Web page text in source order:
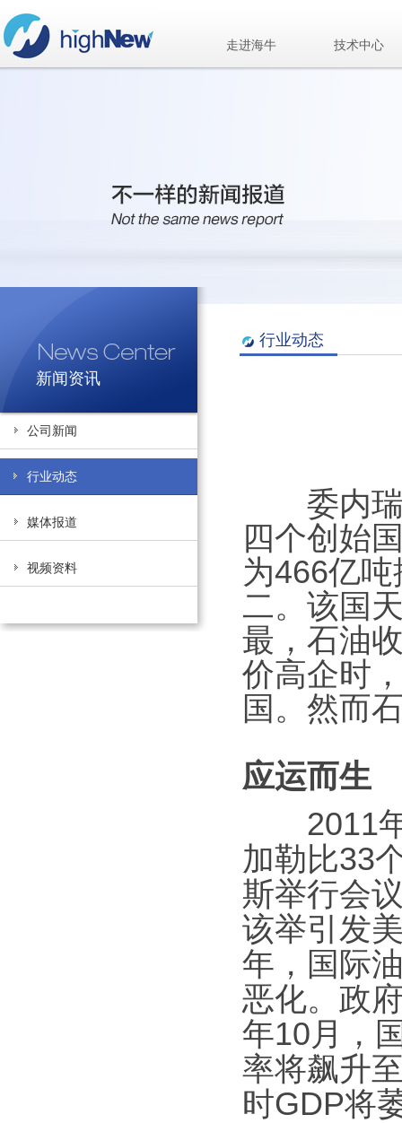
走进海牛 技术中心
新闻资讯
公司新闻
行业动态
媒体报道
视频资料
行业动态
委内瑞
四个创始
为466亿
二。该国
最，石油
价高企时
国。然而
应运而生
2011年
加勒比33
斯举行会
该举引发
年，国际
恶化。政
年10月，
率将飙升
时GDP将